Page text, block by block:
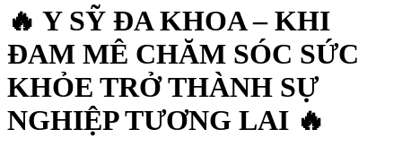
🔥 Y SỸ ĐA KHOA – KHI
ĐAM MÊ CHĂM SÓC SỨC
KHỎE TRỞ THÀNH SỰ
NGHIỆP TƯƠNG LAI 🔥